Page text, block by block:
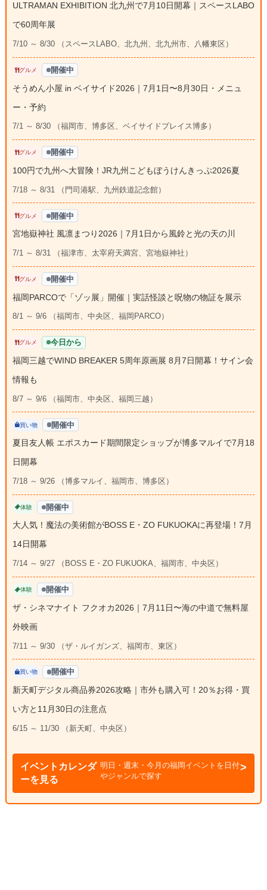
ULTRAMAN EXHIBITION 北九州で7月10日開幕｜スペースLABO
で60周年展
7/10 ～ 8/30 （スペースLABO、北九州、北九州市、八幡東区）
グルメ 開催中
そうめん小屋 in ベイサイド2026｜7月1日〜8月30日・メニュ
ー・予約
7/1 ～ 8/30 （福岡市、博多区、ベイサイドプレイス博多）
グルメ 開催中
100円で九州へ大冒険！JR九州こどもぼうけんきっぷ2026夏
7/18 ～ 8/31 （門司港駅、九州鉄道記念館）
グルメ 開催中
宮地嶽神社 風凛まつり2026｜7月1日から風鈴と光の天の川
7/1 ～ 8/31 （福津市、太宰府天満宮、宮地嶽神社）
グルメ 開催中
福岡PARCOで「ゾッ展」開催｜実話怪談と呪物の物証を展示
8/1 ～ 9/6 （福岡市、中央区、福岡PARCO）
グルメ 今日から
福岡三越でWIND BREAKER 5周年原画展 8月7日開幕！サイン会
情報も
8/7 ～ 9/6 （福岡市、中央区、福岡三越）
買い物 開催中
夏目友人帳 エポスカード期間限定ショップが博多マルイで7月18
日開幕
7/18 ～ 9/26 （博多マルイ、福岡市、博多区）
体験 開催中
大人気！魔法の美術館がBOSS E・ZO FUKUOKAに再登場！7月
14日開幕
7/14 ～ 9/27 （BOSS E・ZO FUKUOKA、福岡市、中央区）
体験 開催中
ザ・シネマナイト フクオカ2026｜7月11日〜海の中道で無料屋
外映画
7/11 ～ 9/30 （ザ・ルイガンズ、福岡市、東区）
買い物 開催中
新天町デジタル商品券2026攻略｜市外も購入可！20％お得・買
い方と11月30日の注意点
6/15 ～ 11/30 （新天町、中央区）
イベントカレンダ
ーを見る
明日・週末・今月の福岡イベントを日付
やジャンルで探す